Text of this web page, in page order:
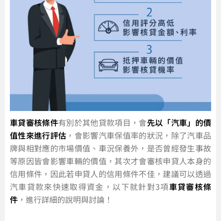
車貸審核條件有別於其他貸款項目，會先以「汽車」的價
值性來進行評估 ，會影響汽車保值率的狀況，除了汽車品
牌與相對應的市場價值、車況保養外，是否曾經發生事故
等原因皆會影響車輛的價值，其次才會審核申貸人本身的
信用條件，因此若申貸人的信用條件不佳，建議可以透過
汽車貸款來快速取得資金，以下就針對3項車貸審核條
件 ，進行詳細的說明與討論！